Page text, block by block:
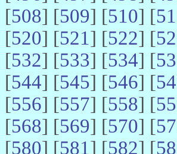
[508] [509] [510] [
[520] [521] [522] [
[532] [533] [534] [
[544] [545] [546] [
[556] [557] [558] [
[568] [569] [570] [
[580] [581] [582] [